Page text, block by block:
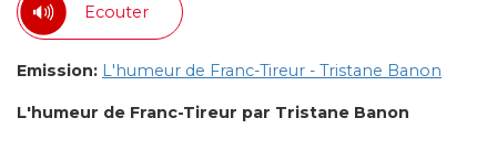
Ecouter
Emission: L'humeur de Franc-Tireur - Tristane Banon
L'humeur de Franc-Tireur par Tristane Banon